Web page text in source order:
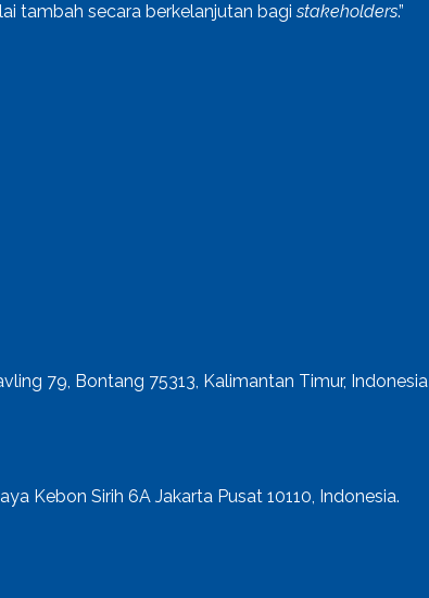
tambah secara berkelanjutan bagistakeholders.”
79, Bontang 75313, Kalimantan Timur, Indonesia
Kebon Sirih 6A Jakarta Pusat 10110, Indonesia.